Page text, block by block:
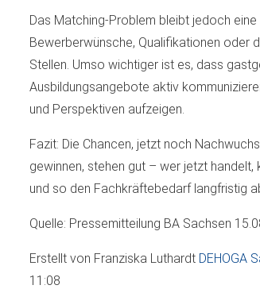
Das Matching-Problem bleibt jedoch
Bewerberwünsche, Qualifikationen oder
Stellen. Umso wichtiger ist es, dass
Ausbildungsangebote aktiv
und Perspektiven aufzeigen.
Fazit: Die Chancen, jetzt noch
gewinnen, stehen gut – wer jetzt
und so den Fachkräftebedarf langfristig
Quelle: Pressemitteilung BA Sachsen
Erstellt von Franziska Luthardt DEHOGA
11:08